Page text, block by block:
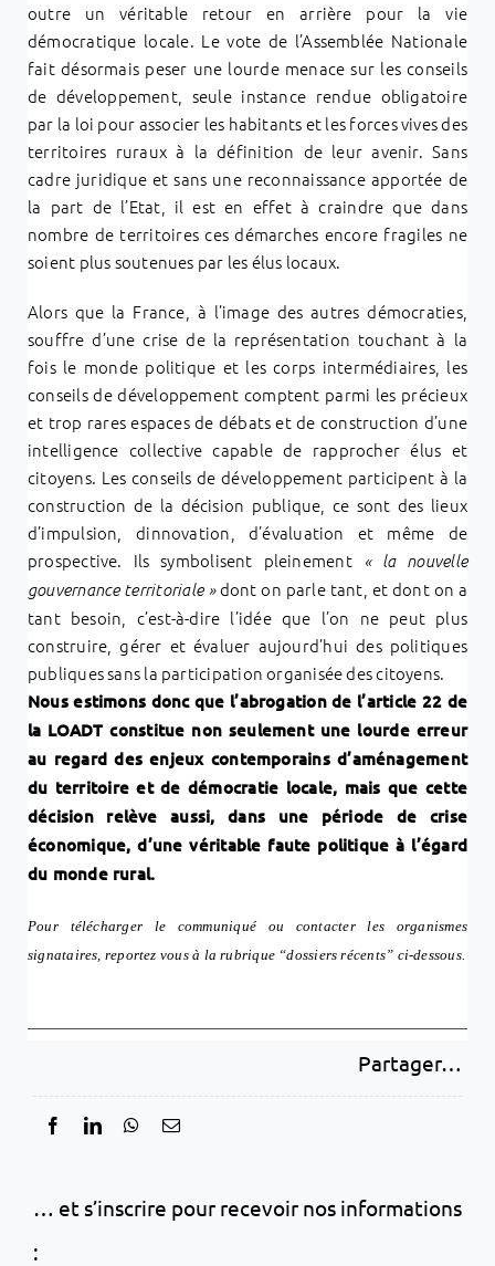
outre un véritable retour en arrière pour la vie
démocratique locale. Le vote de l’Assemblée Nationale
fait désormais peser une lourde menace sur les conseils
de développement, seule instance rendue obligatoire
par la loi pour associer les habitants et les forces vives des
territoires ruraux à la définition de leur avenir. Sans
cadre juridique et sans une reconnaissance apportée de
la part de l’Etat, il est en effet à craindre que dans
nombre de territoires ces démarches encore fragiles ne
soient plus soutenues par les élus locaux.
Alors que la France, à l’image des autres démocraties,
souffre d’une crise de la représentation touchant à la
fois le monde politique et les corps intermédiaires, les
conseils de développement comptent parmi les précieux
et trop raresespaces de débats et de construction d’une
intelligence collective capable de rapprocher élus et
citoyens. Les conseils de développement participent à la
construction de la décision publique, ce sont des lieux
d’impulsion, dinnovation, d’évaluation et même de
prospective. Ils symbolisent pleinement
« la nouvelle
gouvernance territoriale »dont on parle tant, et dont on a
tant besoin, c’est-à-dire l’idée que l’on ne peut plus
construire, gérer et évaluer aujourd’hui des politiques
publiques sans la participation organisée des citoyens.
Nous estimons donc que l’abrogation de l’article 22 de
la LOADT constitue non seulement une lourde erreur
au regard des enjeux contemporains d’aménagement
du territoire et de démocratie locale, mais que cette
décision relève aussi, dans une période de crise
économique, d’une véritable faute politique à l’égard
du monde rural.
Pour télécharger le communiqué ou contacter les organismes
signataires, reportez vous à la rubrique “dossiers récents” ci-dessous.
Partager…
… et s’inscrire pour recevoir nos informations
: